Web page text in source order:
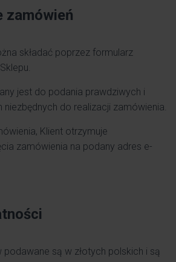
zamówień
składać poprzez formularz
jest do podania prawdziwych i
niezbędnych do realizacji zamówienia.
Klient otrzymuje
zamówienia na podany adres e-
podawane są w złotych polskich i są